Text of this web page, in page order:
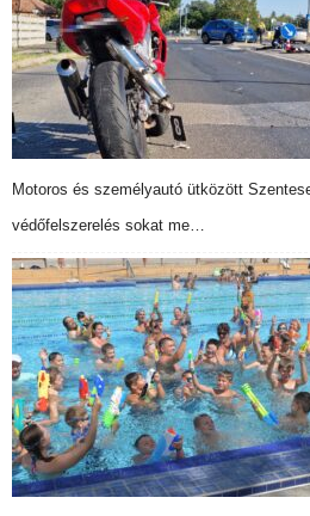
Motoros és személyautó ütközött
védőfelszerelés sokat me…